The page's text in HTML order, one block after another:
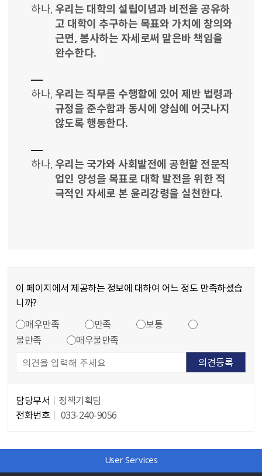
하나, 우리는 대학의 설립이념과 비전을 공유하
고 대학이 추구하는 목표와 가치에 창의와
근면, 봉사하는 자세로써 맡은바 책임을
완수한다.
하나, 우리는 직무를 수행함에 있어 제반 법령과
규정을 준수함과 동시에 양심에 어긋나지
않도록 행동한다.
하나, 우리는 국가와 사회발전에 공헌할 전문직
업인 양성을 목표로 대학 발전을 위한 적
극적인 자세로 본 윤리강령을 실천한다.
이 페이지에서 제공하는 정보에 대하여 어느 정도 만족하셨습
니까?
매우만족 만족
보통
불만족
매우불만족
담당부서
정책기획팀
전화번호
033-240-9056
User Services